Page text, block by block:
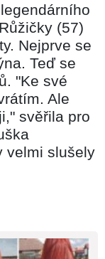
(57)
Nejprve se
Teď se
"Ke své
Ale
svěřila pro
velmi slušely